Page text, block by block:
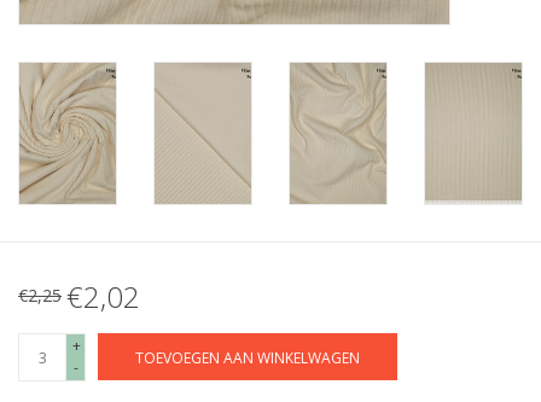
€2,25 €2,02
+
-
TOEVOEGEN AAN WINKELWAGEN